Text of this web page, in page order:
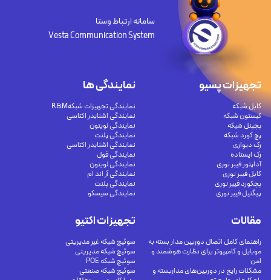
سامانه ارتباط وستا
Vesta Communication System
تجهیزات پسیو
کابل شبکه
کیستون شبکه
پچپنل شبکه
پچ کورد شبکه
رک دیواری
رک ایستاده
آداپتور فیبر نوری
کابل فیبر نوری
پچکورد فیبر نوری
پیگتیل فیبر نوری
تجهیزات اکتیو
سوئیچ شبکه غیر مدیریتی
سوئیچ شبکه مدیریتی
سوئیچ شبکه POE
سوئیچ شبکه صنعتی
نمایندگی ها
نمایندگی تجهیزات شبکهR&M
نمایندگی اشنایدر اکتاسی
نمایندگی لویتون
نمایندگی پلنت
نمایندگی اشنایدر اکتاسی
نمایندگی فول
نمایندگی لویتون
نمایندگی آر اند ام
نمایندگی پلنت
نمایندگی سیسکو
مقالات
راهنمای کامل اتصال دوربین مدار بسته به
موبایل و کامپیوتر برای نظارت هوشمند و
امن
مشکلات رایج در دوربین‌های مداربسته و